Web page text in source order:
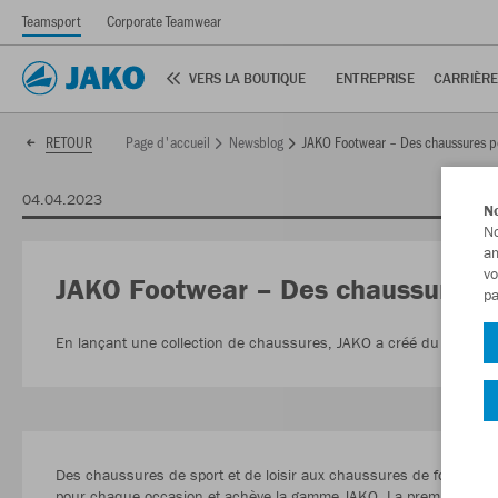
Teamsport Corporate Teamwear
VERS LA BOUTIQUE ENTREPRISE CARRIÈRE
RETOUR Page d'accueil Newsblog JAKO Footwear – Des chaussures
04.04.2023
JAKO Footwear – Des
En lançant une collection de chaussures, JAKO a créé du même
Des chaussures de sport et de loisir aux chaussures de football